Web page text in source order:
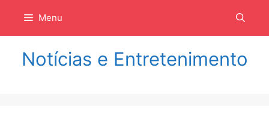
isi
Menu
Notícias e Entretenimento